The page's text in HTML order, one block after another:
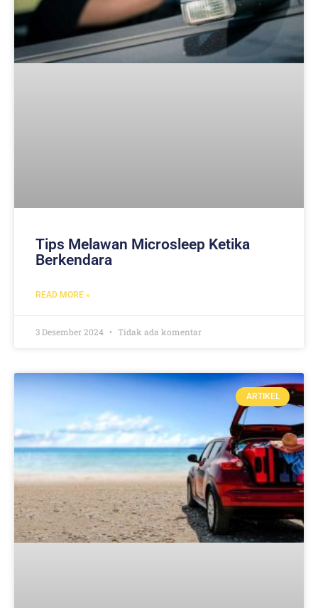
Tips Melawan Microsleep Ketika
Berkendara
READ MORE »
3 Desember 2024 Tidak ada komentar
ARTIKEL